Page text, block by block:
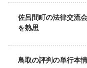
佐呂間町の法律交流
を熟思
鳥取の評判の単行本